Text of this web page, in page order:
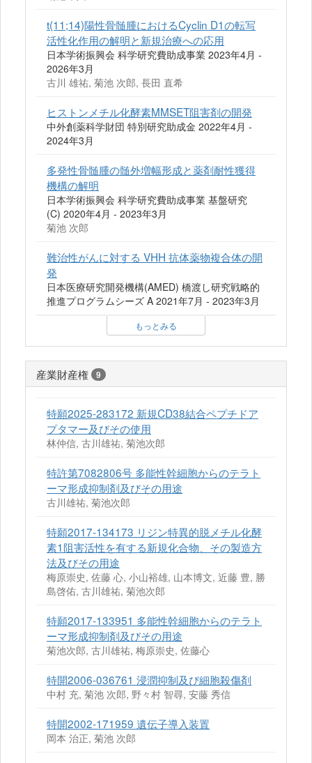
t(11;14)陽性骨髄腫におけるCyclin D1の転写
活性化作用の解明と新規治療への応用
日本学術振興会 科学研究費助成事業 2023年4月 -
2026年3月
古川 雄祐, 菊池 次郎, 長田 直希
ヒストンメチル化酵素MMSET阻害剤の開発
中外創薬科学財団 特別研究助成金 2022年4月 -
2024年3月
多発性骨髄腫の髄外増幅形成と薬剤耐性獲得
機構の解明
日本学術振興会 科学研究費助成事業 基盤研究
(C) 2020年4月 - 2023年3月
菊池 次郎
難治性がんに対する VHH 抗体薬物複合体の開
発
日本医療研究開発機構(AMED) 橋渡し研究戦略的
推進プログラムシーズ A 2021年7月 - 2023年3月
もっとみる
産業財産権 9
特願2025-283172 新規CD38結合ペプチドア
プタマー及びその使用
林仲信, 古川雄祐, 菊池次郎
特許第7082806号 多能性幹細胞からのテラト
ーマ形成抑制剤及びその用途
古川雄祐, 菊池次郎
特願2017-134173 リジン特異的脱メチル化酵
素1阻害活性を有する新規化合物、その製造方
法及びその用途
梅原崇史, 佐藤 心, 小山裕雄, 山本博文, 近藤 豊, 勝
島啓佑, 古川雄祐, 菊池次郎
特願2017-133951 多能性幹細胞からのテラト
ーマ形成抑制剤及びその用途
菊池次郎, 古川雄祐, 梅原崇史, 佐藤心
特開2006-036761 浸潤抑制及び細胞殺傷剤
中村 充, 菊池 次郎, 野々村 智尋, 安藤 秀信
特開2002-171959 遺伝子導入装置
岡本 治正, 菊池 次郎